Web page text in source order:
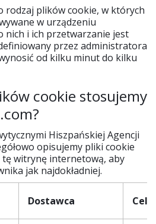
rodzaj plików cookie, w których
w urządzeniu
nich i ich przetwarzanie jest
przez administratora
od kilku minut do kilku
cookie stosujemy
Hiszpańskiej Agencji
opisujemy pliki cookie
witrynę internetową, aby
jak najdokładniej.
Dostawca Cel